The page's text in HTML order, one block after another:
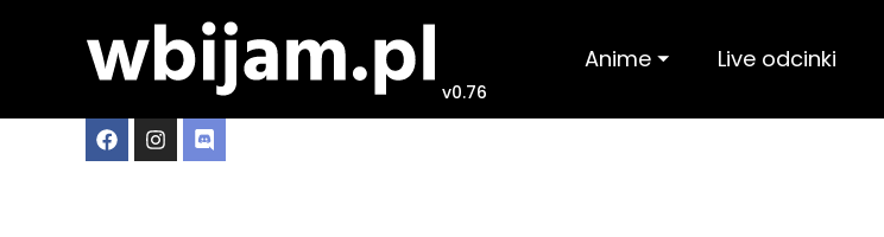
v0.76
Anime ⏷ Live odcinki